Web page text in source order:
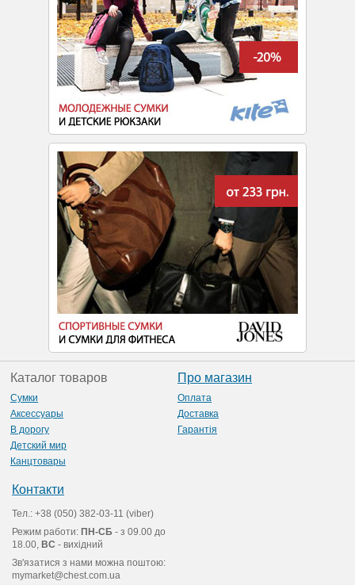
Каталог товаров
Сумки
Аксессуары
В дорогу
Детский мир
Канцтовары
Про магазин
Оплата
Доставка
Гарантія
Контакти
Тел.: +38 (050) 382-03-11 (viber)
Режим работи: ПН-СБ - з 09.00 до
18.00, ВС - вихідний
Зв'язатися з нами можна поштою:
mymarket@chest.com.ua